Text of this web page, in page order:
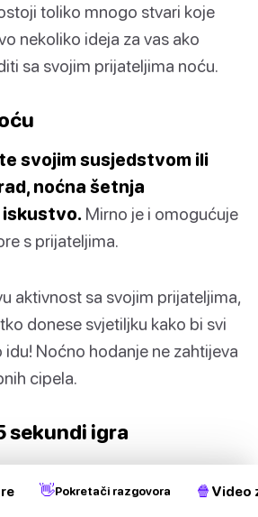
toliko mnogo stvari koje
nekoliko ideja za vas ako
sa svojim prijateljima noću.
svojim susjedstvom ili
noćna šetnja
Mirno je i omogućuje
s prijateljima.
aktivnost sa svojim prijateljima,
donese svjetiljku kako bi svi
Noćno hodanje ne zahtijeva
cipela.
sekundi igra
je zabavna igra koju
svojim prijateljima.
👋Pokretači razgovora 🍿 Video